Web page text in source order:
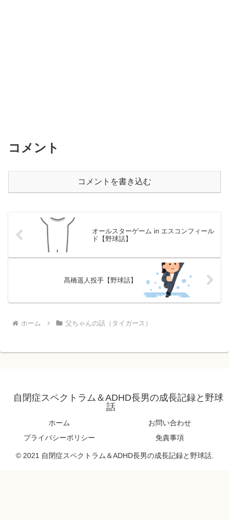
コメント
コメントを書き込む
オールスターゲーム in エスコンフィール
ド【野球話】
髙橋遥人投手【野球話】
ホーム 父ちゃんの話（タイガース）
自閉症スペクトラム＆ADHD長男の成長記録と野球
話
ホーム
お問い合わせ
プライバシーポリシー
免責事項
© 2021 自閉症スペクトラム＆ADHD長男の成長記録と野球話.